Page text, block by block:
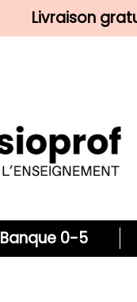
Livraison
Banque 0-5